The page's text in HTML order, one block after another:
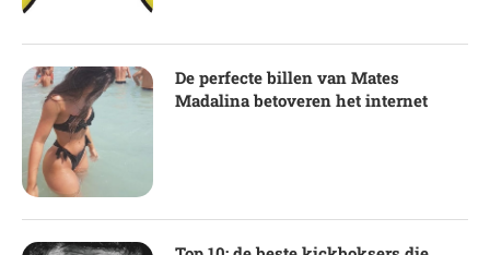
De perfecte billen van Mates
Madalina betoveren het internet